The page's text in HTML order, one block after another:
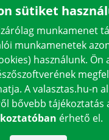
Impresszum
Karrier
tájékoztató
sütiket
munkamenet
munkamenetek
használunk. Ön
A valasztas.hu-n
bővebb tájékoztatás
érhető el.